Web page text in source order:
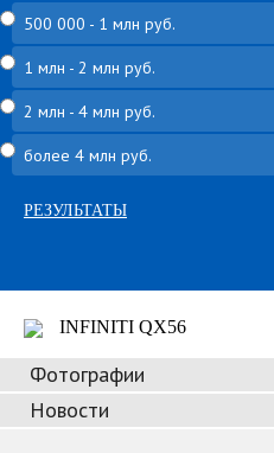
500 000 - 1 млн руб.
1 млн - 2 млн руб.
2 млн - 4 млн руб.
более 4 млн руб.
РЕЗУЛЬТАТЫ
INFINITI QX56
Фотографии
Новости